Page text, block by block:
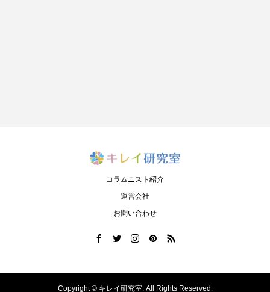
コラムニスト紹介
運営会社
お問い合わせ
Copyright ©キレイ研究室. All Rights Reserved.